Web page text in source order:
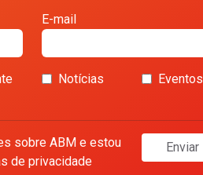
E-mail
Notícias
Eventos
sobre ABM e estou
de privacidade
Enviar